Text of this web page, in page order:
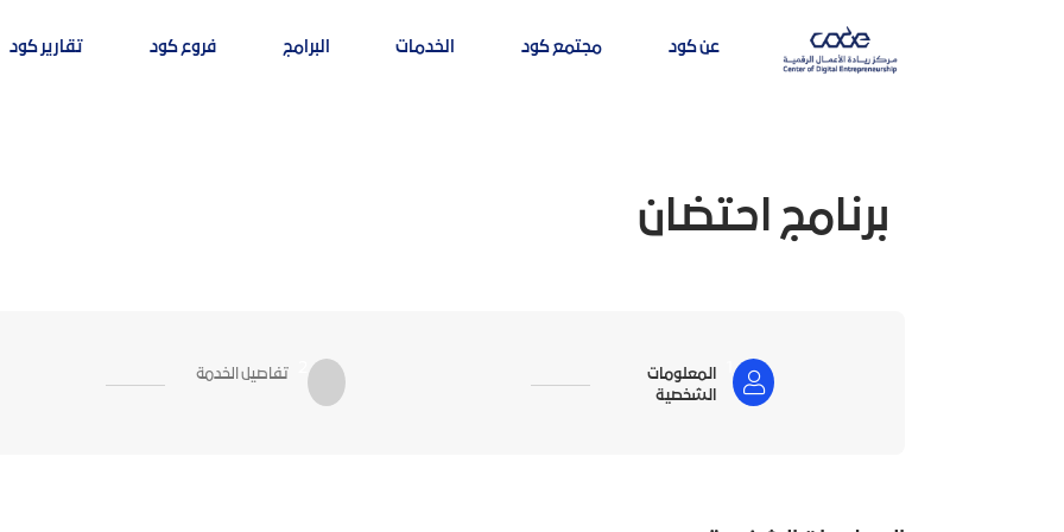
عن كود مجتمع كود الخدمات البرامج فروع كود تقارير كود
برنامج احتضان
المعلومات
الشخصية
تفاصيل الخدمة